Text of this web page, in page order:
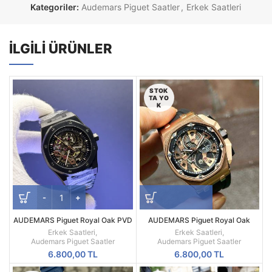
Kategoriler: Audemars Piguet Saatler, Erkek Saatleri
İLGILI ÜRÜNLER
AUDEMARS Piguet Royal Oak PVD
Siyah İskelet Kadran
Erkek Saatleri,
Audemars Piguet Saatler
6.800,00TL
STOK
TA YO
K
AUDEMARS Piguet Royal Oak
Offshore Consept
Erkek Saatleri,
Audemars Piguet Saatler
6.800,00TL